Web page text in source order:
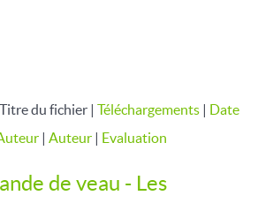
du fichier | Téléchargements | Date
| Auteur | Evaluation
de veau - Les